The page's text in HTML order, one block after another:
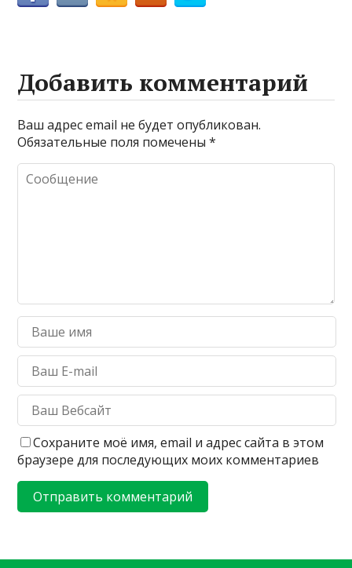
Добавить комментарий
Ваш адрес email не будет опубликован.
Обязательные поля помечены*
Сохраните моё имя, email и адрес сайта в этом
браузере для последующих моих комментариев